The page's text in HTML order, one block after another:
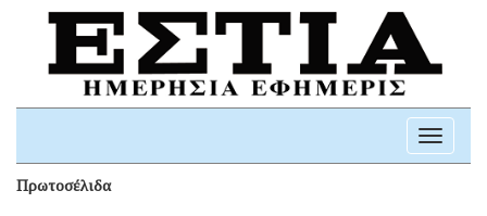
Toggle
Πρωτοσέλιδα